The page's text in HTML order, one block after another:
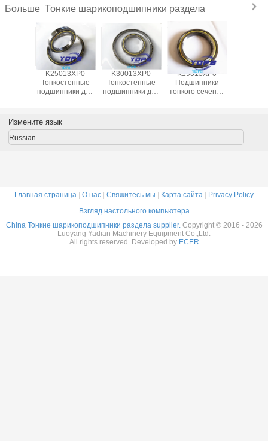
Больше Тонкие шарикоподшипники раздела
на
K25013XP0
Тонкостенные
подшипники для
Подшипники
заказ
K30013XP0
Тонкостенные
подшипники для
на заказ из
K19013XP0
Подшипники
тонкого сечения
подшипники на
Измените язык
Russian
Главная страница | О нас | Свяжитесь мы | Карта сайта | Privacy Policy
Взгляд настольного компьютера
China Тонкие шарикоподшипники раздела supplier. Copyright © 2016 - 2026
Luoyang Yadian Machinery Equipment Co.,Ltd.
All rights reserved. Developed by ECER